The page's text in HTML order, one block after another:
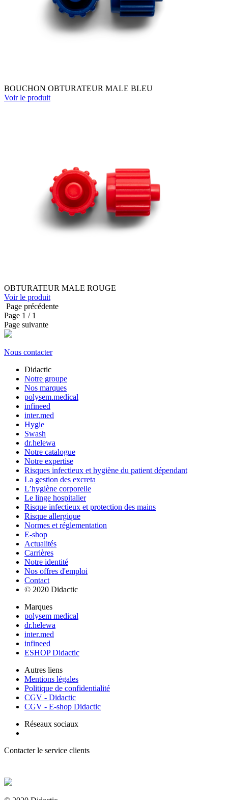
BOUCHON OBTURATEUR MALE BLEU
Voir le produit
OBTURATEUR MALE ROUGE
Voir le produit
Page précédente
Page 1 / 1
Page suivante
Nous contacter
Didactic
Notre groupe
Nos marques
polysem.medical
infineed
inter.med
Hygie
Swash
dr.helewa
Notre catalogue
Notre expertise
Risques infectieux et hygiène du patient dépendant
La gestion des excreta
L’hygiène corporelle
Le linge hospitalier
Risque infectieux et protection des mains
Risque allergique
Normes et réglementation
E-shop
Actualités
Carrières
Notre identité
Nos offres d'emploi
Contact
© 2020 Didactic
Marques
polysem medical
dr.helewa
inter.med
infineed
ESHOP Didactic
Autres liens
Mentions légales
Politique de confidentialité
CGV - Didactic
CGV - E-shop Didactic
Réseaux sociaux
Contacter le service clients